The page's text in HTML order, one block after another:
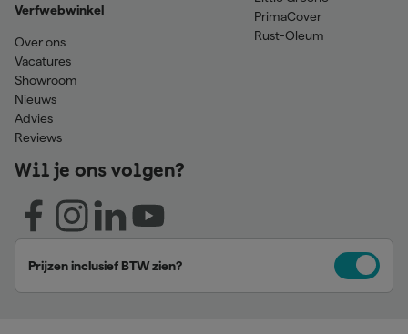
Verfwebwinkel
Over ons
Vacatures
Showroom
Nieuws
Advies
Reviews
PrimaCover
Rust-Oleum
Wil je ons volgen?
Prijzen inclusief BTW zien?